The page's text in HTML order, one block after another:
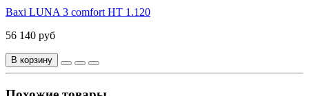
Baxi LUNA 3 comfort HT 1.120
56 140 руб
В корзину